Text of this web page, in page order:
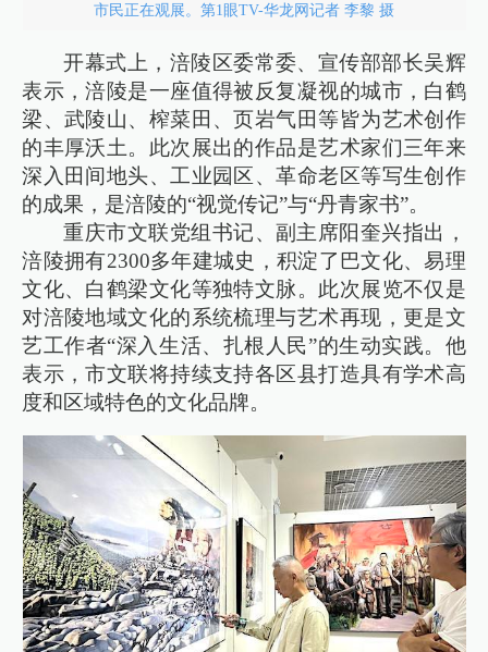
市民正在观展。第1眼TV-华龙网记者 李黎 摄
开幕式上，涪陵区委常委、宣传部部长吴辉
表示，涪陵是一座值得被反复凝视的城市，白鹤
梁、武陵山、榨菜田、页岩气田等皆为艺术创作
的丰厚沃土。此次展出的作品是艺术家们三年来
深入田间地头、工业园区、革命老区等写生创作
的成果，是涪陵的“视觉传记”与“丹青家书”。
重庆市文联党组书记、副主席阳奎兴指出，
涪陵拥有2300多年建城史，积淀了巴文化、易理
文化、白鹤梁文化等独特文脉。此次展览不仅是
对涪陵地域文化的系统梳理与艺术再现，更是文
艺工作者“深入生活、扎根人民”的生动实践。他
表示，市文联将持续支持各区县打造具有学术高
度和区域特色的文化品牌。